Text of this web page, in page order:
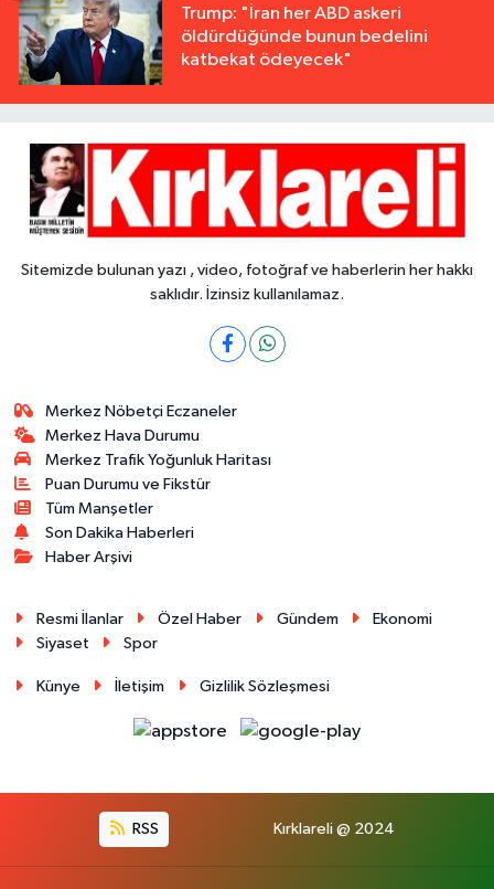
Trump: "İran her ABD askeri
öldürdüğünde bunun bedelini
katbekat ödeyecek"
Sitemizde bulunan yazı , video, fotoğraf ve haberlerin her hakkı
saklıdır. İzinsiz kullanılamaz.
Merkez Nöbetçi Eczaneler
Merkez Hava Durumu
Merkez Trafik Yoğunluk Haritası
Puan Durumu ve Fikstür
Tüm Manşetler
Son Dakika Haberleri
Haber Arşivi
Resmi İlanlar Özel Haber Gündem
Ekonomi
Siyaset
Spor
Künye İletişim Gizlilik Sözleşmesi
RSS Kırklareli @ 2024